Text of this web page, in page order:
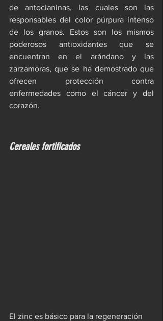
de antocianinas, las cuales son las
responsables del color púrpura intenso
de los granos. Estos son los mismos
poderosos antioxidantes que se
encuentran en el arándano y las
zarzamoras, que se ha demostrado que
ofrecen protección contra
enfermedades como el cáncer y del
corazón.
Cereales fortificados
El zinc es básico para la regeneración